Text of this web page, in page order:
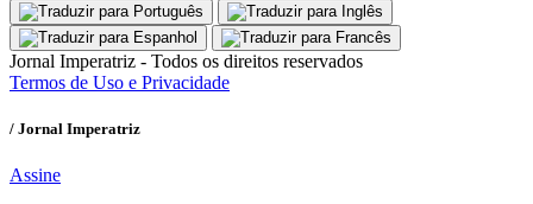
Jornal Imperatriz - Todos os direitos reservados
Termos de Uso e Privacidade
/ Jornal Imperatriz
Assine